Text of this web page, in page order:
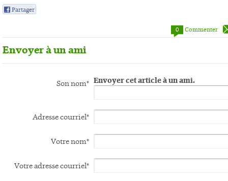
Partager
0
Commenter
Envoyer à un ami
Envoyer cet article à un ami.
Son nom*
Adresse courriel*
Votre nom*
Votre adresse courriel*